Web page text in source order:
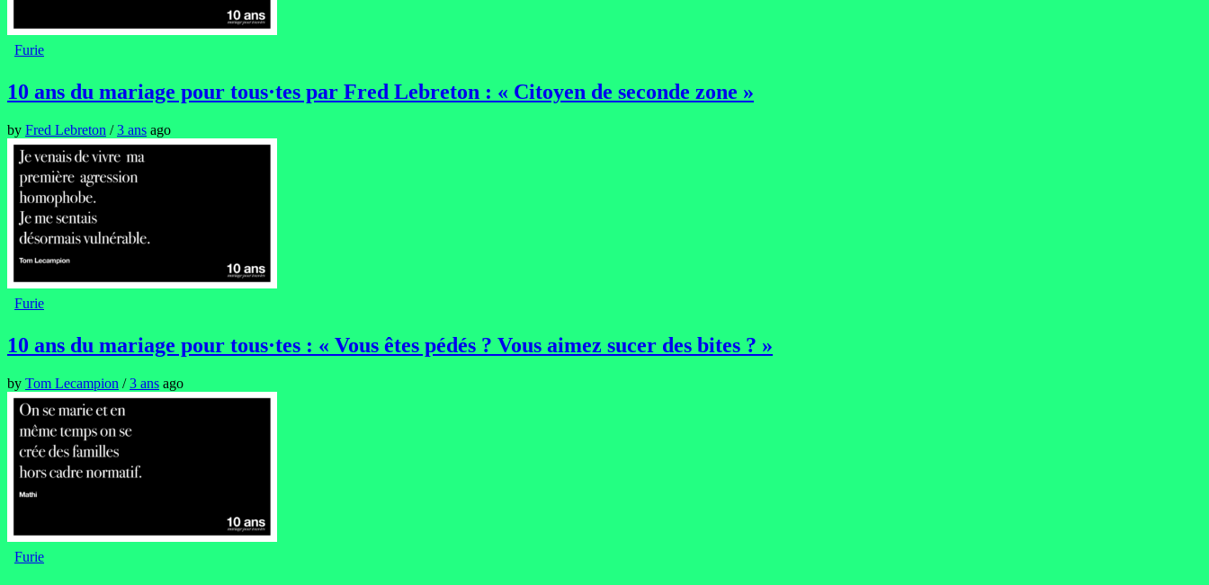
Furie
10 ans du mariage pour tous·tes par Fred Lebreton : « Citoyen de seconde zone »
by Fred Lebreton /3 ans ago
Furie
10 ans du mariage pour tous·tes : « Vous êtes pédés ? Vous aimez sucer des bites ? »
by Tom Lecampion /3 ans ago
Furie